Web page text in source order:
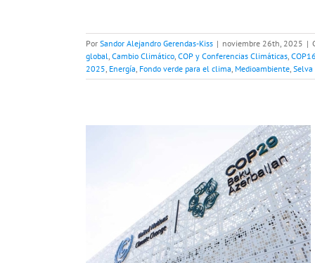
Por Sandor Alejandro Gerendas-Kiss | noviembre 26th, 2025 |
global, Cambio Climático, COP y Conferencias Climáticas,
2025, Energía, Fondo verde para el clima, Medioambiente, Selva